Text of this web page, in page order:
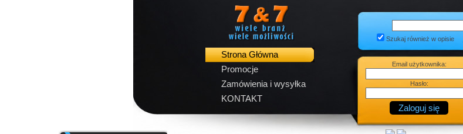
Strona Główna
Promocje
Zamówienia i wysyłka
KONTAKT
Szukaj również w opisie
Email użytkownika:
Hasło: